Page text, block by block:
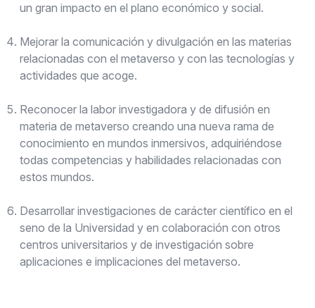
un gran impacto en el plano económico y social.
Mejorar la comunicación y divulgación en las materias
relacionadas con el metaverso y con las tecnologías y
actividades que acoge.
Reconocer la labor investigadora y de difusión en
materia de metaverso creando una nueva rama de
conocimiento en mundos inmersivos, adquiriéndose
todas competencias y habilidades relacionadas con
estos mundos.
Desarrollar investigaciones de carácter científico en el
seno de la Universidad y en colaboración con otros
centros universitarios y de investigación sobre
aplicaciones e implicaciones del metaverso.